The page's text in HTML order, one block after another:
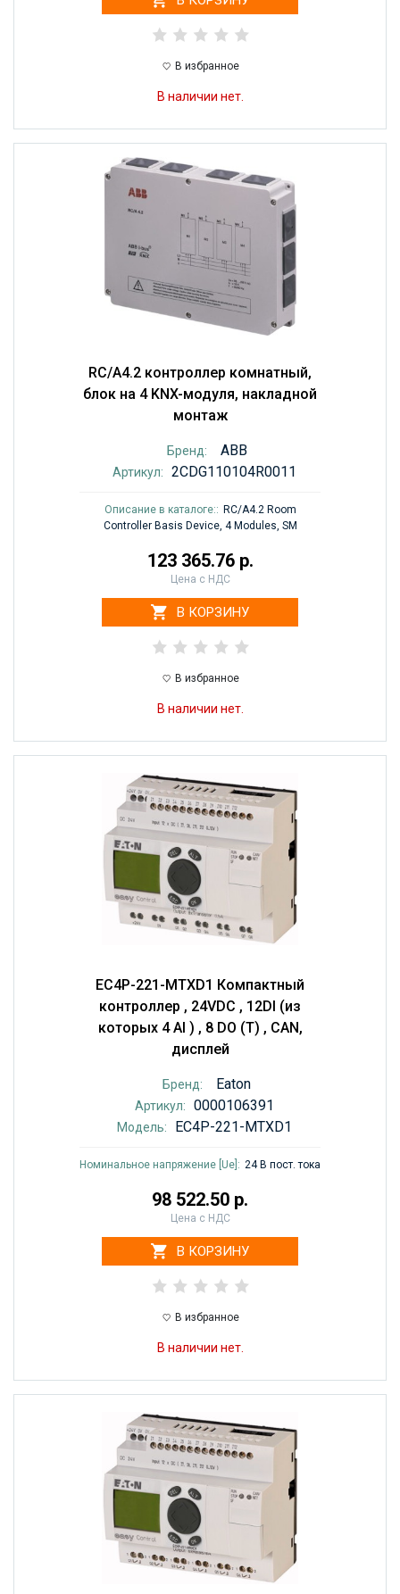
В избранное
В наличии нет.
RC/A4.2 контроллер комнатный,
блок на 4 KNX-модуля, накладной
монтаж
Бренд: ABB
Артикул: 2CDG110104R0011
Описание в каталоге:: RC/A4.2 Room
Controller Basis Device, 4 Modules, SM
123 365.76 р.
Цена с НДС
В КОРЗИНУ
В избранное
В наличии нет.
EC4P-221-MTXD1 Компактный
контроллер , 24VDC , 12DI (из
которых 4 AI ) , 8 DO (T) , CAN,
дисплей
Бренд: Eaton
Артикул: 0000106391
Модель: EC4P-221-MTXD1
Номинальное напряжение [Ue]: 24 В пост. тока
98 522.50 р.
Цена с НДС
В КОРЗИНУ
В избранное
В наличии нет.